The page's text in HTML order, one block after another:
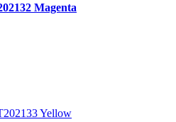
Magenta